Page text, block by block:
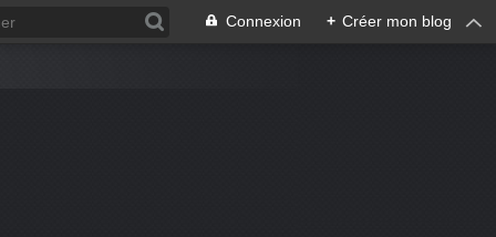
Connexion + Créer mon blog